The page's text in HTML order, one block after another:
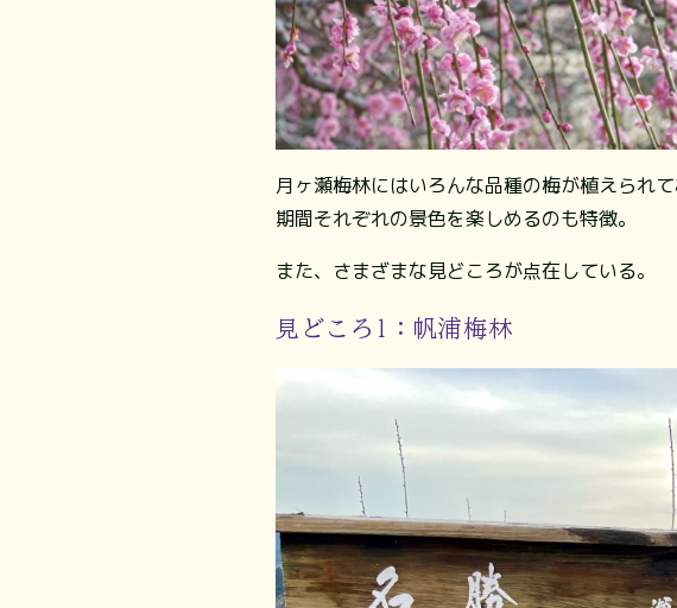
月ヶ瀬梅林にはいろんな品種の梅が植えられ
期間それぞれの景色を楽しめるのも特徴。
また、さまざまな見どころが点在している。
見どころ1：帆浦梅林